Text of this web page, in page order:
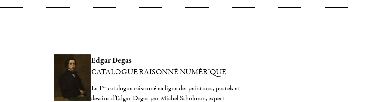
Edgar Degas
CATALOGUE RAISONNÉ NUMÉRIQUE
Le 1er catalogue raisonné en ligne des peintures, pastels et
dessins d'Edgar Degas par Michel Schulman, expert